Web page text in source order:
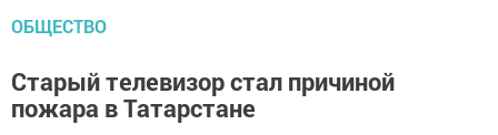
ОБЩЕСТВО
Старый телевизор стал причиной
пожара в Татарстане